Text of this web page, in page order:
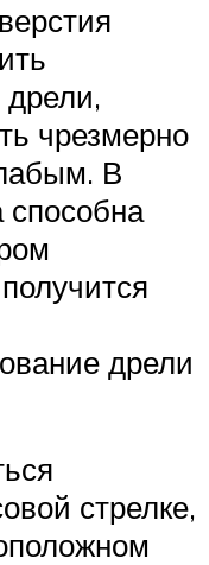
чрезмерно
В
способна
дрели
стрелке,